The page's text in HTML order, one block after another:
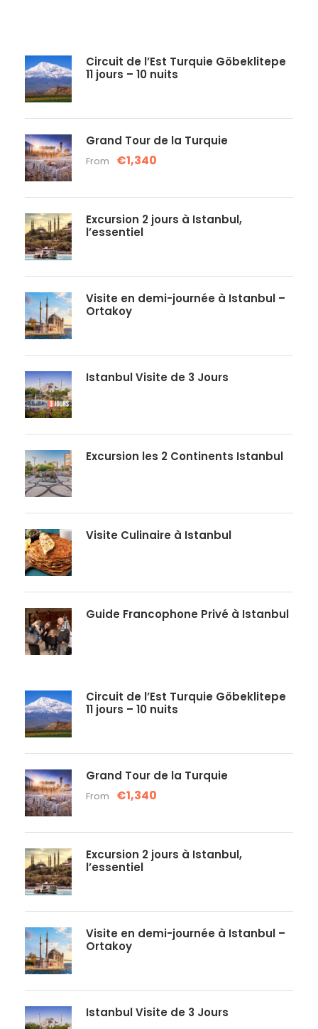
Circuit de l’Est Turquie Göbeklitepe
11 jours – 10 nuits
Grand Tour de la Turquie
From €1,340
Excursion 2 jours à Istanbul,
l’essentiel
Visite en demi-journée à Istanbul –
Ortakoy
Istanbul Visite de 3 Jours
Excursion les 2 Continents Istanbul
Visite Culinaire à Istanbul
Guide Francophone Privé à Istanbul
Circuit de l’Est Turquie Göbeklitepe
11 jours – 10 nuits
Grand Tour de la Turquie
From €1,340
Excursion 2 jours à Istanbul,
l’essentiel
Visite en demi-journée à Istanbul –
Ortakoy
Istanbul Visite de 3 Jours